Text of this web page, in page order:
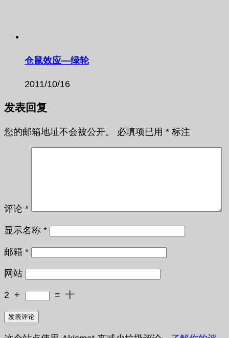
仓鼠效应—绿轮
2011/10/16
发表回复
您的邮箱地址不会被公开。 必填项已用 * 标注
评论 *
显示名称 *
邮箱 *
网站
2 + = 十